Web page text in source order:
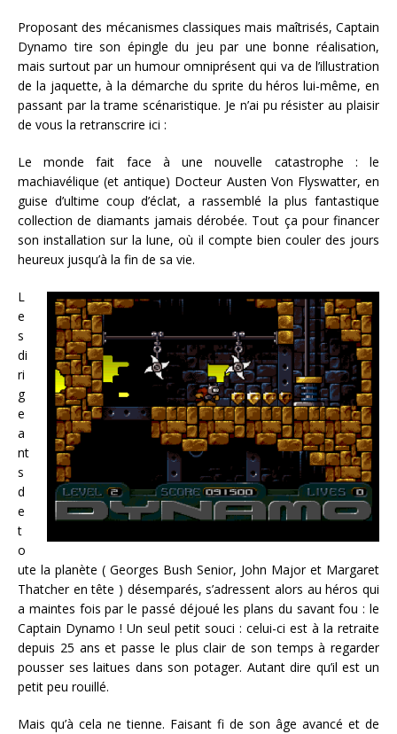
Proposant des mécanismes classiques mais maîtrisés, Captain
Dynamo tire son épingle du jeu par une bonne réalisation,
mais surtout par un humour omniprésent qui va de l’illustration
de la jaquette, à la démarche du sprite du héros lui-même, en
passant par la trame scénaristique. Je n’ai pu résister au plaisir
de vous la retranscrire ici :
Le monde fait face à une nouvelle catastrophe : le
machiavélique (et antique) Docteur Austen Von Flyswatter, en
guise d’ultime coup d’éclat, a rassemblé la plus fantastique
collection de diamants jamais dérobée. Tout ça pour financer
son installation sur la lune, où il compte bien couler des jours
heureux jusqu’à la fin de sa vie.
L
e
s
di
ri
g
e
a
nt
s
d
e
t
o
ute la planète ( Georges Bush Senior, John Major et Margaret
Thatcher en tête ) désemparés, s’adressent alors au héros qui
a maintes fois par le passé déjoué les plans du savant fou : le
Captain Dynamo ! Un seul petit souci : celui-ci est à la retraite
depuis 25 ans et passe le plus clair de son temps à regarder
pousser ses laitues dans son potager. Autant dire qu’il est un
petit peu rouillé.
Mais qu’à cela ne tienne. Faisant fi de son âge avancé et de